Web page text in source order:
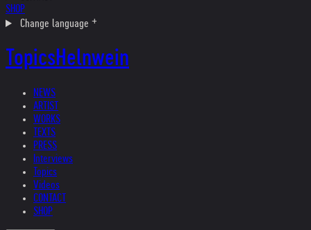
SHOP
Change language
TopicsHelnwein
NEWS
ARTIST
WORKS
TEXTS
PRESS
Interviews
Topics
Videos
CONTACT
SHOP